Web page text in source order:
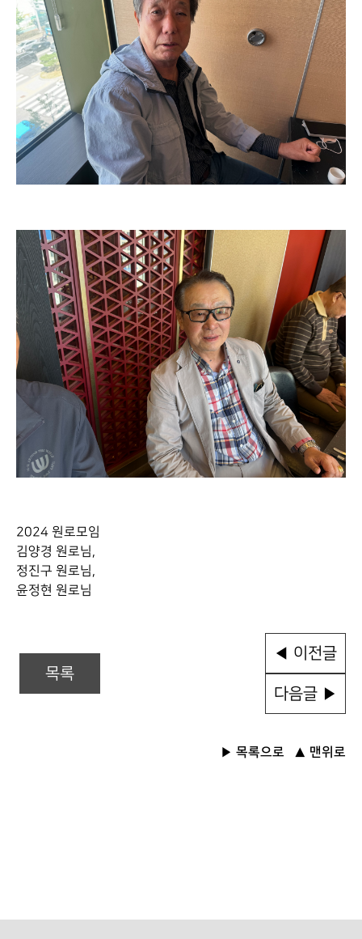
2024 원로모임
김양경 원로님,
정진구 원로님,
윤정현 원로님
목록
◀ 이전글
다음글 ▶
▶ 목록으로 ▲ 맨위로